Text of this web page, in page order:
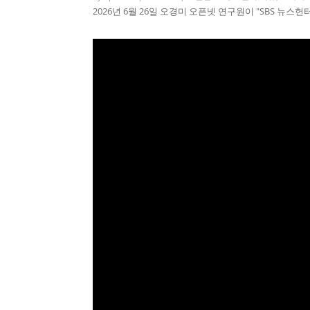
2026년 6월 26일 오경미 오픈넷 연구원이 "SBS 뉴스